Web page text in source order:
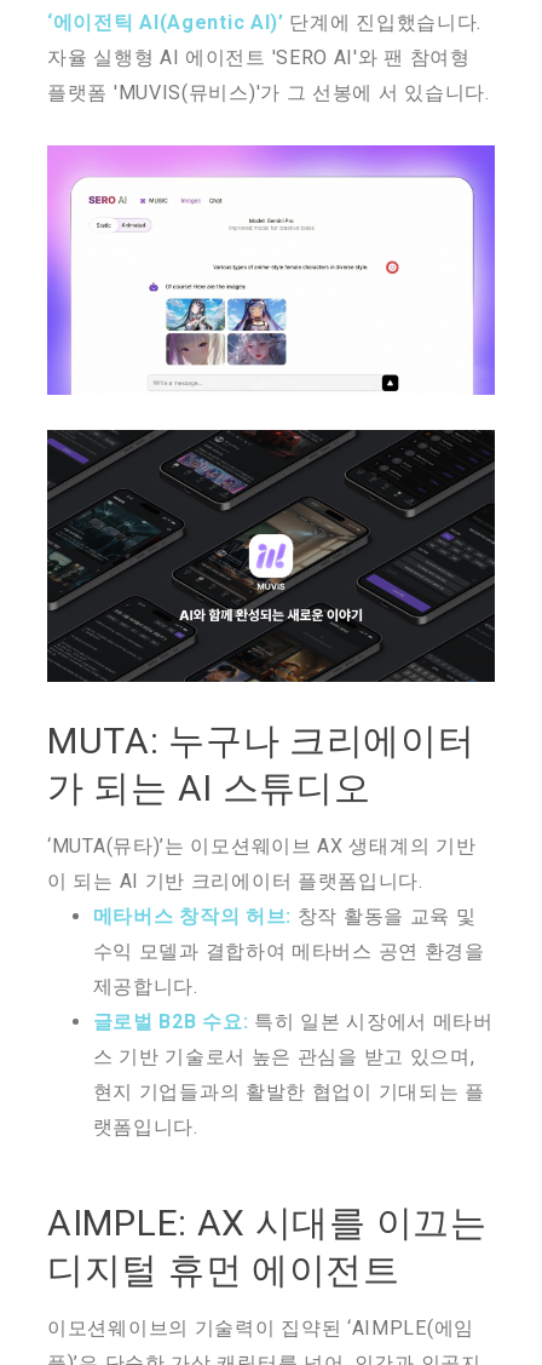
‘에이전틱 AI(Agentic AI)’ 단계에 진입했습니다.
자율 실행형 AI 에이전트 'SERO AI'와 팬 참여형
플랫폼 'MUVIS(뮤비스)'가 그 선봉에 서 있습니다.
MUTA: 누구나 크리에이터
가 되는 AI 스튜디오
‘MUTA(뮤타)’는 이모션웨이브 AX 생태계의 기반
이 되는 AI 기반 크리에이터 플랫폼입니다.
메타버스 창작의 허브: 창작 활동을 교육 및
수익 모델과 결합하여 메타버스 공연 환경을
제공합니다.
글로벌 B2B 수요: 특히 일본 시장에서 메타버
스 기반 기술로서 높은 관심을 받고 있으며,
현지 기업들과의 활발한 협업이 기대되는 플
랫폼입니다.
AIMPLE: AX 시대를 이끄는
디지털 휴먼 에이전트
이모션웨이브의 기술력이 집약된 ‘AIMPLE(에임